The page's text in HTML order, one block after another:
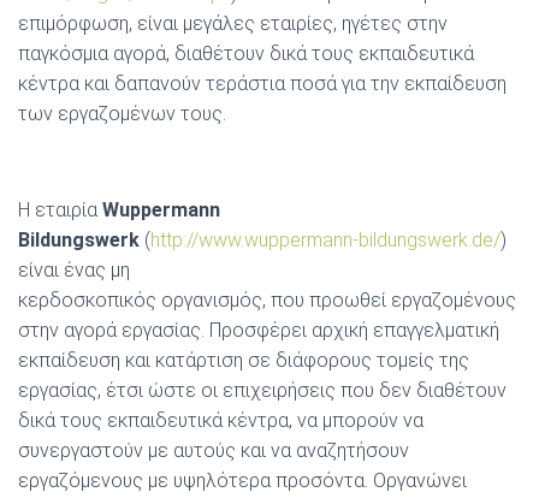
επιμόρφωση, είναι μεγάλες εταιρίες, ηγέτες στην
παγκόσμια αγορά, διαθέτουν δικά τους εκπαιδευτικά
κέντρα και δαπανούν τεράστια ποσά για την εκπαίδευση
των εργαζομένων τους.
Η εταιρίαWuppermann
Bildungswerk (http://www.wuppermann-bildungswerk.de/)
είναι ένας μη
κερδοσκοπικός οργανισμός, που προωθεί εργαζομένους
στην αγορά εργασίας. Προσφέρει αρχική επαγγελματική
εκπαίδευση και κατάρτιση σε διάφορους τομείς της
εργασίας, έτσι ώστε οι επιχειρήσεις που δεν διαθέτουν
δικά τους εκπαιδευτικά κέντρα, να μπορούν να
συνεργαστούν με αυτούς και να αναζητήσουν
εργαζόμενους με υψηλότερα προσόντα. Οργανώνει